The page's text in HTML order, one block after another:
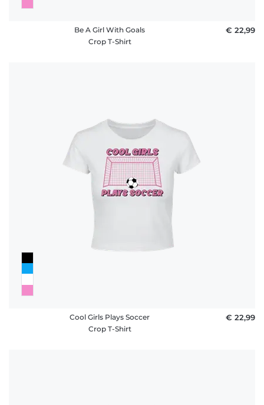
Be A Girl With Goals
Crop T-Shirt
€ 22,99
Cool Girls Plays Soccer
Crop T-Shirt
€ 22,99